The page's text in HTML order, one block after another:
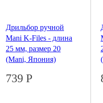
Дрильбор ручной
Mani K-Files - длина
25 мм, размер 20
(Mani, Япония)
739 Р